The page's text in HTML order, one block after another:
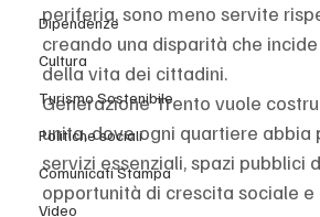
Dipendenze
Cultura
Turismo Sostenibile
Politiche sociali
Comunicati Stampa
Video
periferia, sono meno servite
creando una disparità che
della vita dei cittadini.
Generazione Trento vuole
unita, dove ogni quartiere abbia
servizi essenziali, spazi pubblici
opportunità di crescita sociale e